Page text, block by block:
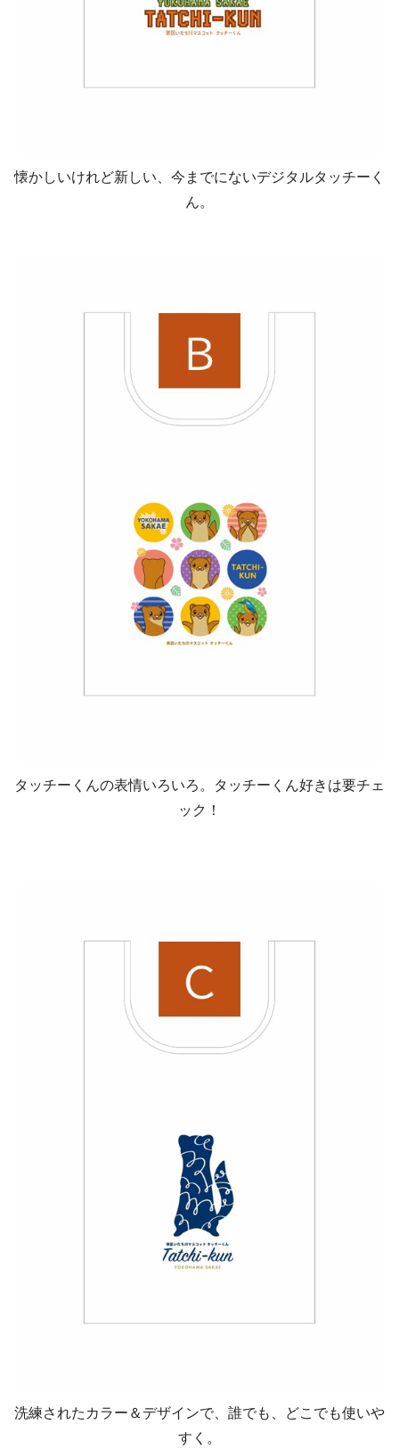
懐かしいけれど新しい、今までにないデジタルタッチーく
ん。
タッチーくんの表情いろいろ。タッチーくん好きは要チェ
ック！
洗練されたカラー＆デザインで、誰でも、どこでも使いや
すく。